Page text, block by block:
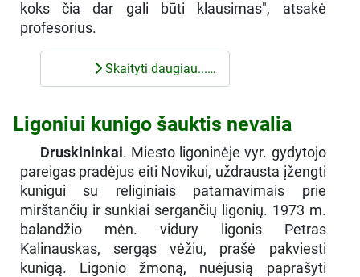
koks čia dar gali būti klausimas", atsakė
profesorius.
Skaityti daugiau...…
Ligoniui kunigo šauktis nevalia
Druskininkai. Miesto ligoninėje vyr. gydytojo
pareigas pradėjus eiti Novikui, uždrausta įžengti
kunigui su religiniais patarnavimais prie
mirštančių ir sunkiai sergančių ligonių. 1973 m.
balandžio mėn. vidury ligonis Petras
Kalinauskas, sergąs vėžiu, prašė pakviesti
kunigą. Ligonio žmoną, nuėjusią paprašyti